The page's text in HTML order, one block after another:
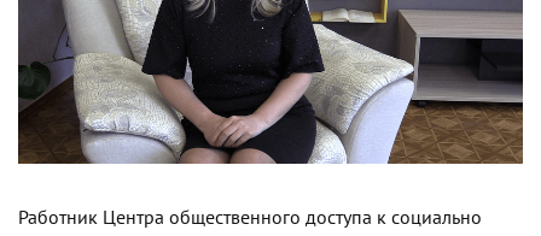
Работник Центра общественного доступа к социально